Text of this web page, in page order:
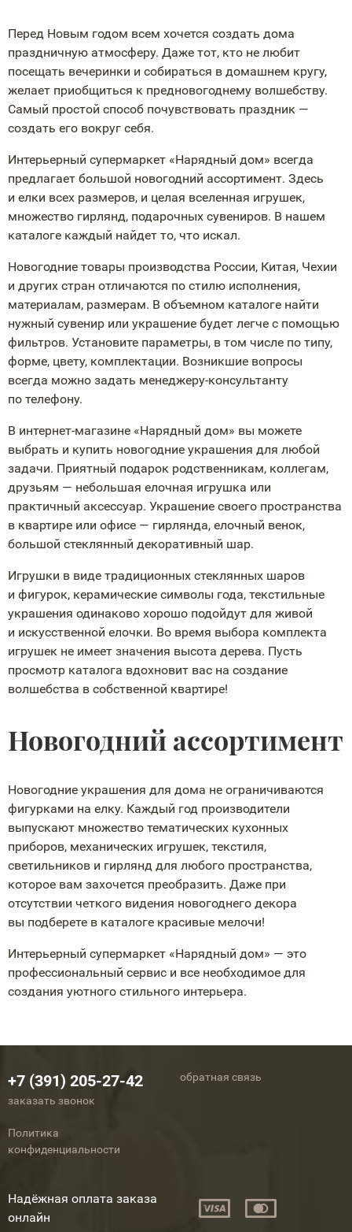
Перед Новым годом всем хочется создать дома
праздничную атмосферу. Даже тот, кто не любит
посещать вечеринки и собираться в домашнем кругу,
желает приобщиться к предновогоднему волшебству.
Самый простой способ почувствовать праздник —
создать его вокруг себя.
Интерьерный супермаркет «Нарядный дом» всегда
предлагает большой новогодний ассортимент. Здесь
и елки всех размеров, и целая вселенная игрушек,
множество гирлянд, подарочных сувениров. В нашем
каталоге каждый найдет то, что искал.
Новогодние товары производства России, Китая, Чехии
и других стран отличаются по стилю исполнения,
материалам, размерам. В объемном каталоге найти
нужный сувенир или украшение будет легче с помощью
фильтров. Установите параметры, в том числе по типу,
форме, цвету, комплектации. Возникшие вопросы
всегда можно задать менеджеру-консультанту
по телефону.
В интернет-магазине «Нарядный дом» вы можете
выбрать и купить новогодние украшения для любой
задачи. Приятный подарок родственникам, коллегам,
друзьям — небольшая елочная игрушка или
практичный аксессуар. Украшение своего пространства
в квартире или офисе — гирлянда, елочный венок,
большой стеклянный декоративный шар.
Игрушки в виде традиционных стеклянных шаров
и фигурок, керамические символы года, текстильные
украшения одинаково хорошо подойдут для живой
и искусственной елочки. Во время выбора комплекта
игрушек не имеет значения высота дерева. Пусть
просмотр каталога вдохновит вас на создание
волшебства в собственной квартире!
Новогодний ассортимент
Новогодние украшения для дома не ограничиваются
фигурками на елку. Каждый год производители
выпускают множество тематических кухонных
приборов, механических игрушек, текстиля,
светильников и гирлянд для любого пространства,
которое вам захочется преобразить. Даже при
отсутствии четкого видения новогоднего декора
вы подберете в каталоге красивые мелочи!
Интерьерный супермаркет «Нарядный дом» — это
профессиональный сервис и все необходимое для
создания уютного стильного интерьера.
+7 (391) 205-27-42
заказать звонок
обратная связь
Политика
конфиденциальности
Надёжная оплата заказа
онлайн